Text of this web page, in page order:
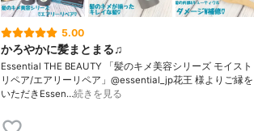
5.00
かろやかに髪まとまる♫
Essential THE BEAUTY 「髪のキメ美容シリーズ モイスト
リペア/エアリーリペア」@essential_jp花王 様よりご縁を
いただきEssen…続きを見る